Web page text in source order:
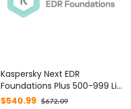
Kaspersky Next EDR
Foundations Plus 500-999 Lic
1 Año C/U KL4065ZAUF8 -
$540.99 $672.09